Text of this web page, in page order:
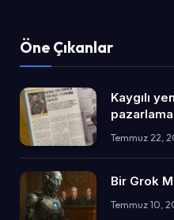
Öne Çıkanlar
Kaygılı
Temmuz 22,
Bir Grok
Temmuz 10,